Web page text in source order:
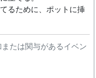
肉のバーベキュー
めにそれが出来な
るために、ポットに挿
たは関与があるイベン